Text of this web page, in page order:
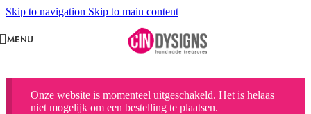
Skip to navigation Skip to main content
MENU
Onze website is momenteel uitgeschakeld. Het is helaas
niet mogelijk om een bestelling te plaatsen.